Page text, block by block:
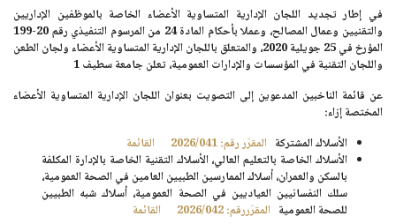
في إطار تجديد اللجان الإدارية المتساوية الأعضاء الخاصة بالموظفين الإداريين
والتقنيين وعمال المصالح، وعملا بأحكام المادة 24 منالمرسوم التنفيذي رقم 20-199
المؤرخ في
، والمتعلق باللجان الإدارية المتساوية الأعضاء ولجان الطعن
واللجان التقنية في المؤسسات والإدارات العمومية، تعلن جامعة سطيف 1
عن قائمة الناخبين المدعوين إلى التصويت بعنوان اللجان الإدارية المتساوية الأعضاء
المختصة إزاء:
الأسلاك المشتركة المقرَر رقم: 2026/041
القائمة
الأسلاك الخاصة بالتعليم العالي، الأسلاك التقنية الخاصة بالإدارة المكلفة
بالسكن والعمران، أسلاك الممارسين الطبيين العامين في الصحة العمومية،
سلك النفسانيين العياديين في الصحة العمومية، أسلاك شبه الطبيين
للصحة العمومية المقرَررقم: 2026/042
القائمة